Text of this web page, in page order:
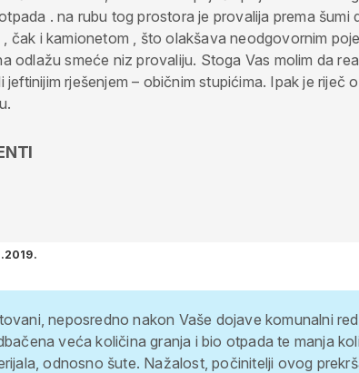
. na rubu tog prostora je provalija prema šumi
čak i kamionetom , što olakšava neodgovornim
odlažu smeće niz provaliju. Stoga Vas molim da
rješenjem – običnim stupićima. Ipak je riječ o
neposredno nakon Vaše dojave komunalni
veća količina granja i bio otpada te manja
odnosno šute. Nažalost, počinitelji ovog